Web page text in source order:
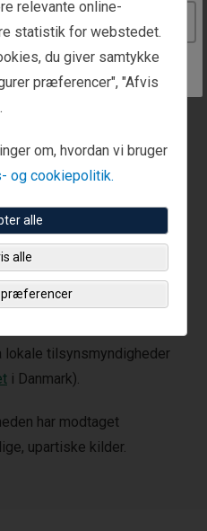
website
lokale tilsynsmyndigheder
i Danmark).
har modtaget
upartiske kilder.
relevante online-
statistik for webstedet.
du giver samtykke
præferencer", "Afvis
om, hvordan vi bruger
og cookiepolitik.
alle
alle
præferencer